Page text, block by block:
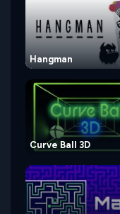
Hangman
Curve Ball 3D